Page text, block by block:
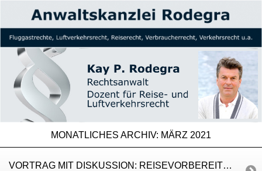
MONATLICHES ARCHIV: MÄRZ 2021
VORTRAG MIT DISKUSSION: REISEVORBEREITUNGEN IN CORONAZEITEN – REISERECHT